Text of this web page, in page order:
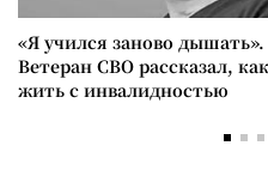
«Я учился заново дышать».
Ветеран СВО рассказал, как
жить с инвалидностью